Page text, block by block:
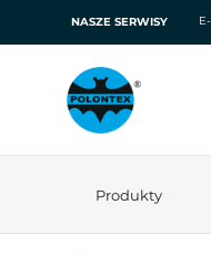
NASZE SERWISY
Produkty